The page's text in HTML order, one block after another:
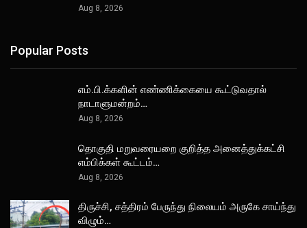
Aug 8, 2026
Popular Posts
எம்.பி.க்களின் எண்ணிக்கையை கூட்டுவதால்
நாடாளுமன்றம்…
Aug 8, 2026
தொகுதி மறுவரையறை குறித்த அனைத்துக்கட்சி
எம்பிக்கள் கூட்டம்…
Aug 8, 2026
திருச்சி, சத்திரம் பேருந்து நிலையம் அருகே சாய்ந்து
விழும்…